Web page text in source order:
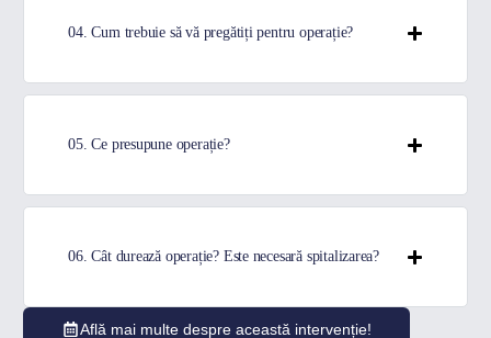
04. Cum trebuie să vă pregătiți pentru operație?
05. Ce presupune operație?
06. Cât durează operație? Este necesară spitalizarea?
Află mai multe despre această intervenție!